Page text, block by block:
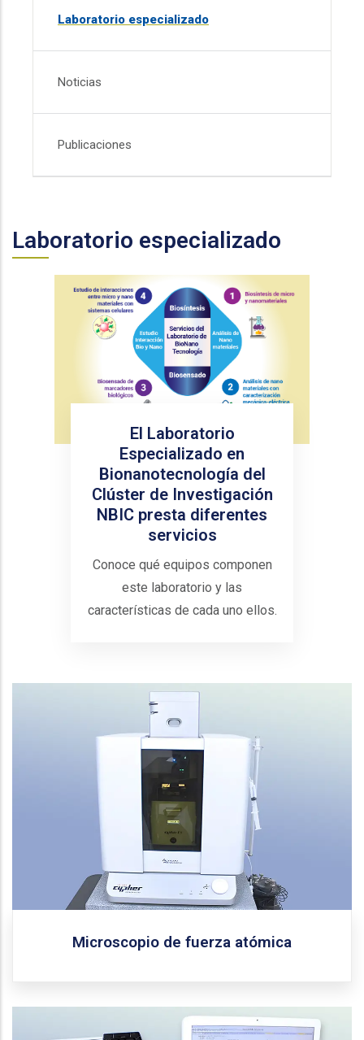
Laboratorio especializado
Noticias
Publicaciones
Laboratorio especializado
El Laboratorio
Especializado en
Bionanotecnología del
Clúster de Investigación
NBIC presta diferentes
servicios
Conoce qué equipos componen
este laboratorio y las
características de cada uno ellos.
Microscopio de fuerza atómica
Asylum Research
Cypher ES
Equipo de última generación capaz de alcanzar una
resolución atómica. Su diseño estructural es
intrínsecamente estable, lo que lo hace menos
inmune al ruido acústico, vibraciones mecánicas y
cambios ambientales. Este equipo cuenta con
diferentes modos de trabajo: AFM de
tapping
, fase, fuerza magnética, fuerza
lateral, fuerza electrostática, modo conductivo y
sonda Kelvin.
Solicitar equipo